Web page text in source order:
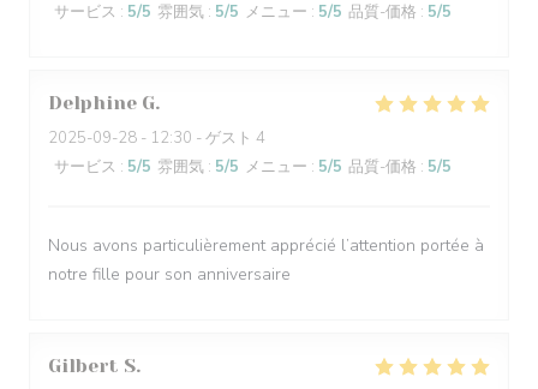
サービス : 5/5 雰囲気 : 5/5 メニュー : 5/5 品質-価格 : 5/5
Delphine G
2025-09-28 - 12:30 - ゲスト 4
サービス : 5/5 雰囲気 : 5/5 メニュー : 5/5 品質-価格 : 5/5
Nous avons particulièrement apprécié l’attention portée à
notre fille pour son anniversaire
Gilbert S